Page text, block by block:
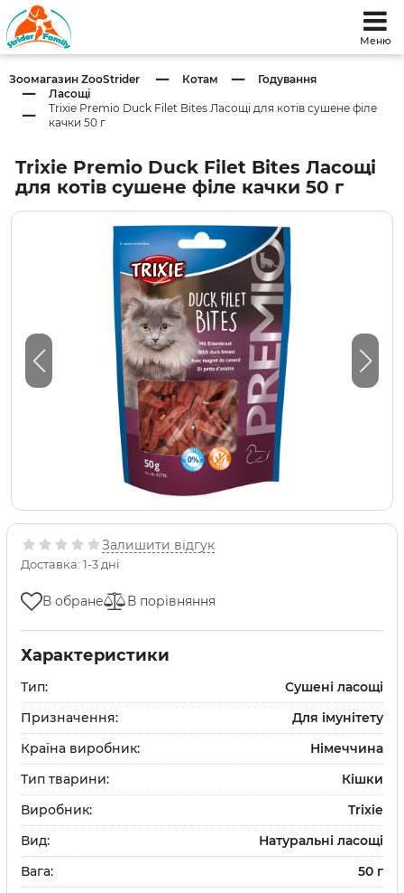
Меню
Зоомагазин ZooStrider Котам
Годування
Ласощі
Trixie Premio Duck Filet Bites Ласощі для котів сушене філе
качки 50 г
Trixie Premio Duck Filet Bites Ласощі
для котів сушене філе качки 50 г
Залишити відгук
Доставка: 1-3 дні
В обране В порівняння
Характеристики
Тип:
Сушені ласощі
Призначення:
Для імунітету
Країна виробник:
Німеччина
Тип тварини:
Кішки
Виробник:
Trixie
Вид:
Натуральні ласощі
Вага:
50 г